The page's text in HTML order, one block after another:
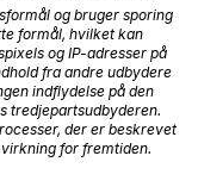
julekalender,
dør. Hver
som du kan være
du kommer til at
til din
og ved at
og bruger sporing
formål, hvilket kan
og IP-adresser på
fra andre udbydere
indflydelse på den
tredjepartsudbyderen.
der er beskrevet
for fremtiden.